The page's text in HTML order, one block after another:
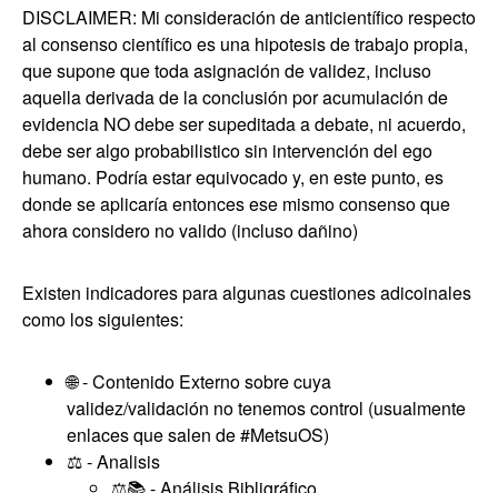
DISCLAIMER: Mi consideración de anticientífico respecto
al consenso científico es una hipotesis de trabajo propia,
que supone que toda asignación de validez, incluso
aquella derivada de la conclusión por acumulación de
evidencia NO debe ser supeditada a debate, ni acuerdo,
debe ser algo probabilistico sin intervención del ego
humano. Podría estar equivocado y, en este punto, es
donde se aplicaría entonces ese mismo consenso que
ahora considero no valido (incluso dañino)
Existen indicadores para algunas cuestiones adicoinales
como los siguientes:
🌐 - Contenido Externo sobre cuya
validez/validación no tenemos control (usualmente
enlaces que salen de #MetsuOS)
⚖️ - Analisis